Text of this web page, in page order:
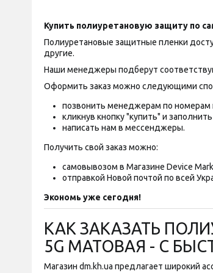
Купить полиуретановую защиту по
Полиуретановые защитные пленки
другие.
Наши менеджеры подберут
Оформить заказ можно следующими
позвонить менеджерам по номерам
кликнув кнопку "купить" и
написать нам в мессенджеры.
Получить свой заказ можно:
самовывозом в Магазине Device
отправкой Новой почтой по всей
Экономь уже сегодня!
КАК ЗАКАЗАТЬ
5G МАТОВАЯ - С
Магазин dm.kh.ua предлагает широкий